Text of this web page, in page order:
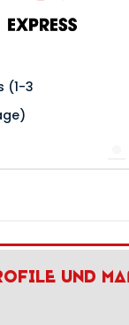
(1-3
und Ma